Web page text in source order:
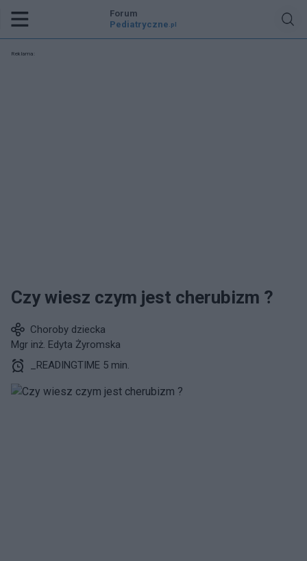
Forum
Pediatryczne .pl
Reklama:
Czy wiesz czym jest cherubizm ?
Choroby dziecka
Mgr inż. Edyta Żyromska
_READINGTIME 5 min.